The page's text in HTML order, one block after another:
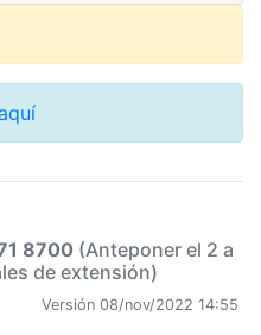
8700 (Anteponer el 2 a
de extensión)
Versión 08/nov/2022 14:55